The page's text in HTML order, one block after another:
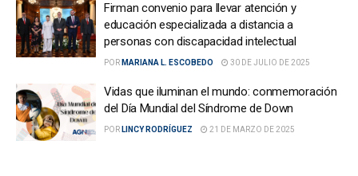
Firman convenio para llevar atención y
educación especializada a distancia a
personas con discapacidad intelectual
POR MARIANA L. ESCOBEDO 30 DE JULIO DE 2025
Vidas que iluminan el mundo: conmemoración
del Día Mundial del Síndrome de Down
POR LINCY RODRÍGUEZ 21 DE MARZO DE 2025